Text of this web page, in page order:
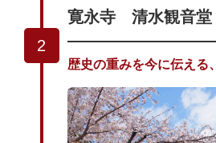
2
寛永寺 清水観音堂
歴史の重みを今に伝える